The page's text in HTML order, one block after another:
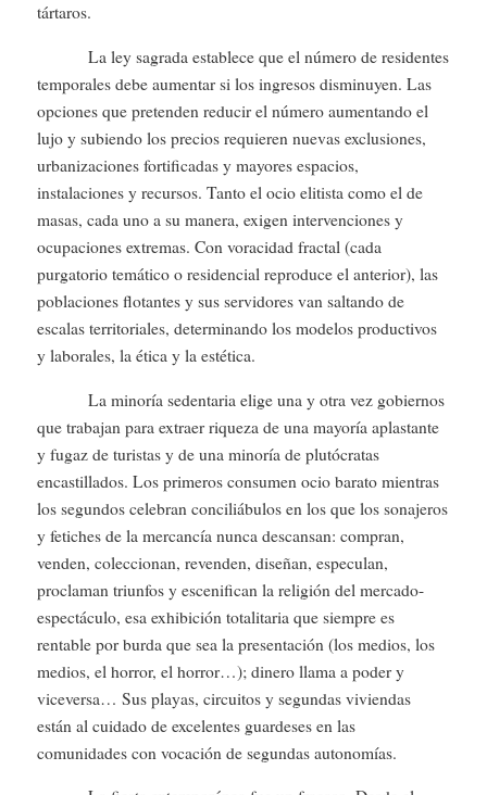
tártaros.
La ley sagrada establece que el número de residentes
temporales debe aumentar si los ingresos disminuyen. Las
opciones que pretenden reducir el número aumentando el
lujo y subiendo los precios requieren nuevas exclusiones,
urbanizaciones fortificadas y mayores espacios,
instalaciones y recursos. Tanto el ocio elitista como el de
masas, cada uno a su manera, exigen intervenciones y
ocupaciones extremas. Con voracidad fractal (cada
purgatorio temático o residencial reproduce el anterior), las
poblaciones flotantes y sus servidores van saltando de
escalas territoriales, determinando los modelos productivos
y laborales, la ética y la estética.
La minoría sedentaria elige una y otra vez gobiernos
que trabajan para extraer riqueza de una mayoría aplastante
y fugaz de turistas y de una minoría de plutócratas
encastillados. Los primeros consumen ocio barato mientras
los segundos celebran conciliábulos en los que los sonajeros
y fetiches de la mercancía nunca descansan: compran,
venden, coleccionan, revenden, diseñan, especulan,
proclaman triunfos y escenifican la religión del mercado-
espectáculo, esa exhibición totalitaria que siempre es
rentable por burda que sea la presentación (los medios, los
medios, el horror, el horror…); dinero llama a poder y
viceversa… Sus playas, circuitos y segundas viviendas
están al cuidado de excelentes guardeses en las
comunidades con vocación de segundas autonomías.